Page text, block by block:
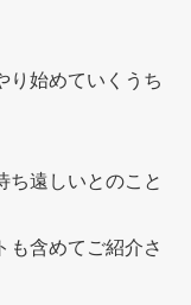
り始めていくうち
ち遠しいとのこと
も含めてご紹介さ